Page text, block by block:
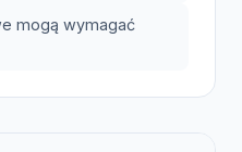
mogą wymagać